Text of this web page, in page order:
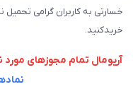
خسارتی به کاربران گرامی
خریدکنید.
آریومال تمام مجوزهای مورد